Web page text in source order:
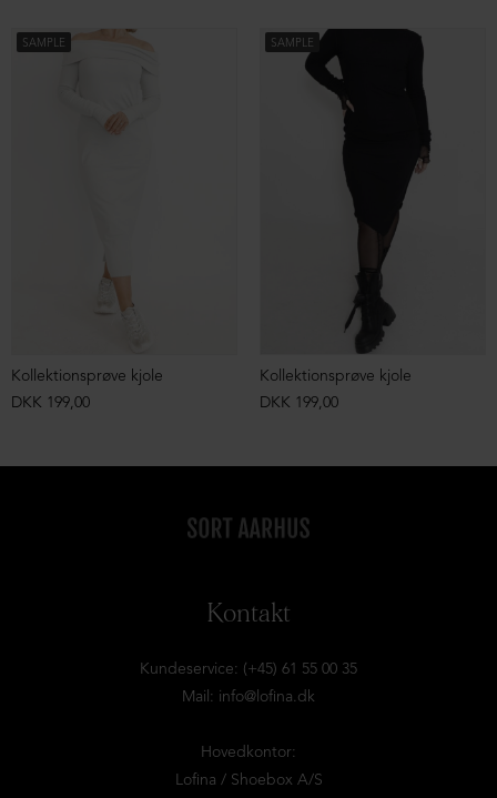
SAMPLE
Kollektionsprøve kjole
DKK 199,00
SAMPLE
Kollektionsprøve kjole
DKK 199,00
Kontakt
Kundeservice: (+45) 61 55 00 35
Mail: info@lofina.dk
Hovedkontor:
Lofina / Shoebox A/S